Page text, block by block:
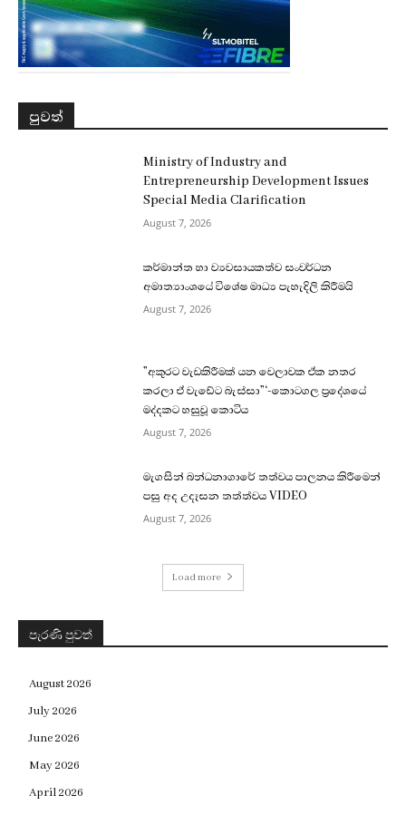
පුවත්
Ministry of Industry and
Entrepreneurship Development Issues
Special Media Clarification
August 7, 2026
කර්මාන්ත හා ව්‍යවසායකත්ව සංවර්ධන
අමාත්‍යාංශයේ විශේෂ මාධ්‍ය පැහැදිලි කිරීමයි
August 7, 2026
”අකුරට වැඩකිරීමක් යන වෙලාවක ඒක නතර
කරලා ඒ වැඩේට බැස්සා”‘-කොටගල ප්‍රදේශයේ
මද්දකට හසුවූ කොටිය
August 7, 2026
මැගසින් බන්ධනාගාරේ තත්වය පාලනය කිරීමෙන්
පසු අද උදෑසන තත්ත්වය VIDEO
August 7, 2026
Load more
පැරණි පුවත්
August 2026
July 2026
June 2026
May 2026
April 2026